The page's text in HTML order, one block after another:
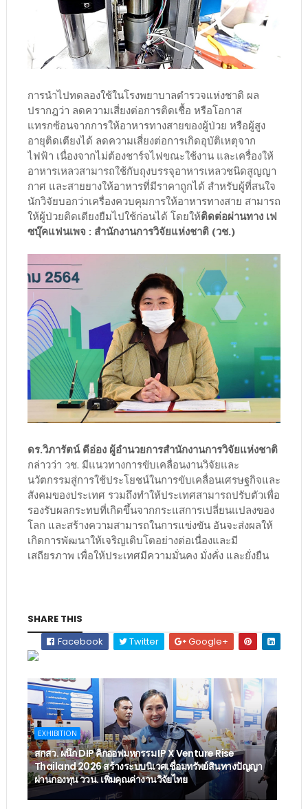
การนำไปทดลองใช้ในโรงพยาบาลตำรวจแห่งชาติ ผล
ปรากฎว่า ลดความเสี่ยงต่อการติดเชื้อ หรือโอกาส
แทรกซ้อนจากการให้อาหารทางสายของผู้ป่วย หรือผู้สูง
อายุติดเตียงได้ ลดความเสี่ยงต่อการเกิดอุบัติเหตุจาก
ไฟฟ้า เนื่องจากไม่ต้องชาร์จไฟขณะใช้งาน และเครื่องให้
อาหารเหลวสามารถใช้กับถุงบรรจุอาหารเหลวชนิดสูญญา
กาศ และสายยางให้อาหารที่มีราคาถูกได้ สำหรับผู้ที่สนใจ
นักวิจัยบอกว่าเครื่องควบคุมการให้อาหารทางสาย สามารถ
ให้ผู้ป่วยติดเตียงยืมไปใช้ก่อนได้ โดยให้ติดต่อผ่านทาง เฟ
ซบุ๊คแฟนเพจ : สำนักงานการวิจัยแห่งชาติ (วช.)
ดร.วิภารัตน์ ดีอ่อง ผู้อำนวยการสำนักงานการวิจัยแห่งชาติ
กล่าวว่า วช. มีแนวทางการขับเคลื่อนงานวิจัยและ
นวัตกรรมสู่การใช้ประโยชน์ในการขับเคลื่อนเศรษฐกิจและ
สังคมของประเทศ รวมถึงทำให้ประเทศสามารถปรับตัวเพื่อ
รองรับผลกระทบที่เกิดขึ้นจากกระแสการเปลี่ยนแปลงของ
โลก และสร้างความสามารถในการแข่งขัน อันจะส่งผลให้
เกิดการพัฒนาให้เจริญเติบโตอย่างต่อเนื่องและมี
เสถียรภาพ เพื่อให้ประเทศมีความมั่นคง มั่งคั่ง และยั่งยืน
SHARE THIS
Facebook
Twitter Google+
EXHIBITION
สกสว. ผนึก DIP คิกออฟมหกรรม IP X Venture Rise
Thailand 2026 สร้างระบบนิเวศเชื่อมทรัพย์สินทางปัญญา
ผ่านกองทุน ววน. เพิ่มคุณค่างานวิจัยไทย